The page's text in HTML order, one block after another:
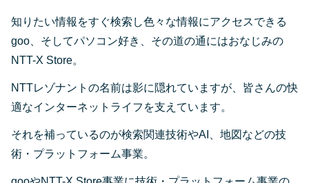
知りたい情報をすぐ検索し色々な情報にアクセスできる
goo、そしてパソコン好き、その道の通にはおなじみの
NTT-X Store。
NTTレゾナントの名前は影に隠れていますが、皆さんの快
適なインターネットライフを支えています。
それを補っているのが検索関連技術やAI、地図などの技
術・プラットフォーム事業。